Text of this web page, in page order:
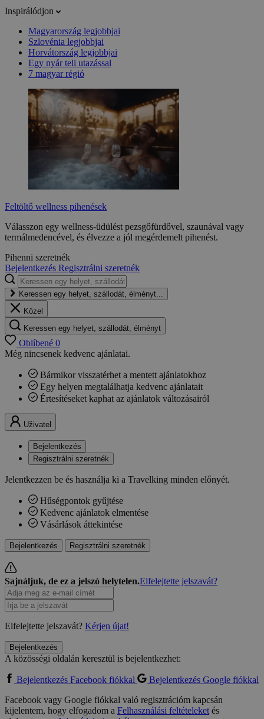
Inspirálódjon
Magyarország legjobbjai
Szlovénia legjobbjai
Horvátország legjobbjai
Egy nyár teli utazással
7 magyar régió
Feltöltő wellness pihenések
Válasszon egy wellness-üdülést pezsgőfürdővel, szaunával vagy
termálmedencével, és élvezze a jól megérdemelt pihenést.
Pihenni szeretnék
Bejelentkezés Regisztrálni szeretnék
Keressen egy helyet, szállodát, élményt...
Közel
Keressen egy helyet, szállodát, élményt
Oblíbené 0
Még nincsenek kedvenc ajánlatai.
Bármikor visszatérhet a mentett ajánlatokhoz
Egy helyen megtalálhatja kedvenc ajánlatait
Értesítéseket kaphat az ajánlatok változásairól
Uživatel
Bejelentkezés
Regisztrálni szeretnék
Jelentkezzen be és használja ki a Travelking minden előnyét.
Hűségpontok gyűjtése
Kedvenc ajánlatok elmentése
Vásárlások áttekintése
Bejelentkezés Regisztrálni szeretnék
Sajnáljuk, de ez a jelszó helytelen.Elfelejtette jelszavát?
Elfelejtette jelszavát? Kérjen újat!
Bejelentkezés
A közösségi oldalán keresztül is bejelentkezhet:
Bejelentkezés Facebook fiókkal
Bejelentkezés Google fiókkal
Facebook vagy Google fiókkal való regisztrációm kapcsán
kijelentem, hogy elfogadom a Felhasználási feltételeketés